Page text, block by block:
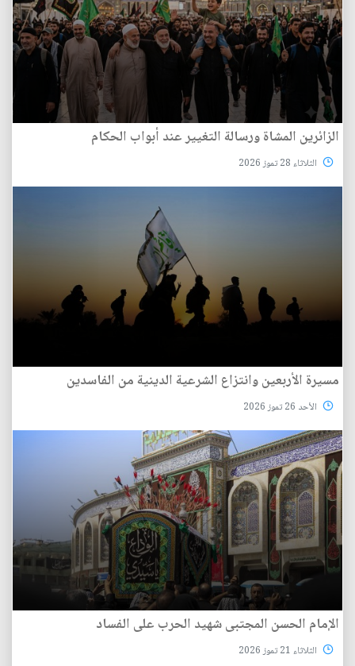
الزائرين المشاة ورسالة التغيير عند أبواب الحكام
الثلاثاء 28 تموز 2026
مسيرة الأربعين وانتزاع الشرعية الدينية من الفاسدين
الأحد 26 تموز 2026
الإمام الحسن المجتبى شهيد الحرب على الفساد
الثلاثاء 21 تموز 2026